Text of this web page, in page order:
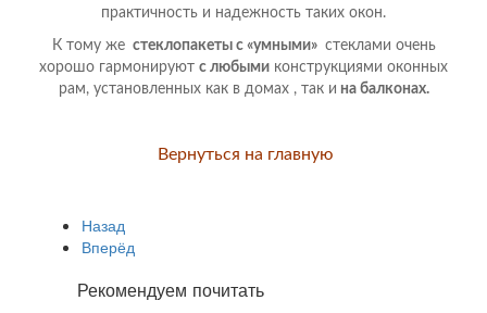
практичность и надежность таких окон.
К тому же стеклопакеты с «умными» стеклами очень
хорошо гармонируют с любыми конструкциями оконных
рам, установленных как в домах , так и на балконах.
Вернуться на главную
Назад
Вперёд
Рекомендуем почитать